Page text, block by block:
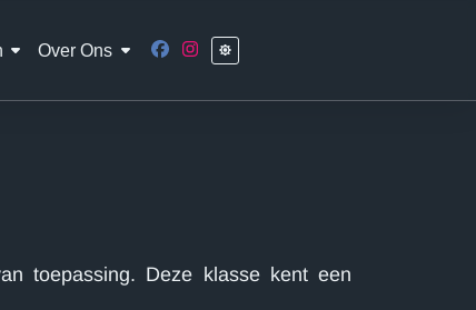
Over Ons
toepassing. Deze klasse kent een